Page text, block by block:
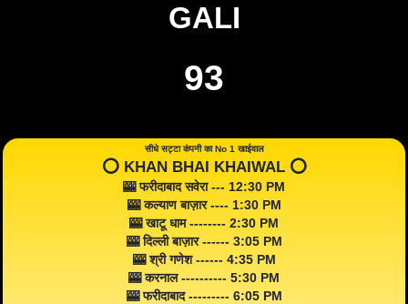
GALI
93
सीधे सट्टा कंपनी का No 1 खाईवाल
⭕️ KHAN BHAI KHAIWAL ⭕️
🎰 फरीदाबाद सवेरा --- 12:30 PM
🎰 कल्याण बाज़ार ---- 1:30 PM
🎰 खाटू धाम -------- 2:30 PM
🎰 दिल्ली बाज़ार ------ 3:05 PM
🎰 श्री गणेश ------ 4:35 PM
🎰 करनाल ---------- 5:30 PM
🎰 फरीदाबाद --------- 6:05 PM